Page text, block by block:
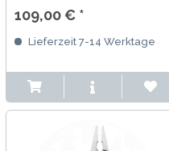
109,00 € *
Lieferzeit 7-14 Werktage